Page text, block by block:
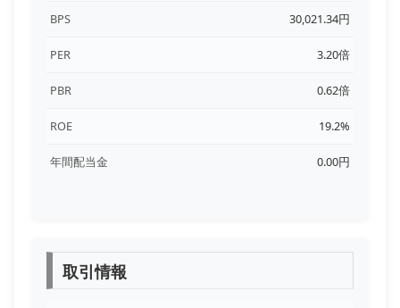
BPS 30,021.34円
PER 3.20倍
PBR 0.62倍
ROE 19.2%
年間配当金 0.00円
取引情報